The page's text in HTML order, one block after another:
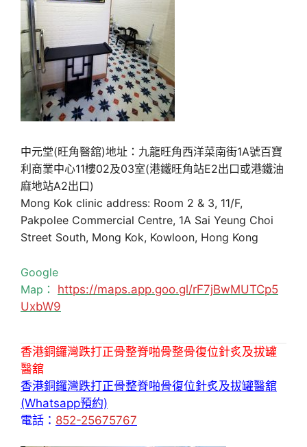
中元堂(旺角醫舘)地址：九龍旺角西洋菜南街1A號百寶
利商業中心11樓02及03室(港鐵旺角站E2出口或港鐵油
麻地站A2出口)
Mong Kok clinic address: Room 2 & 3, 11/F,
Pakpolee Commercial Centre, 1A Sai Yeung Choi
Street South, Mong Kok, Kowloon, Hong Kong
Google
Map： https://maps.app.goo.gl/rF7jBwMUTCp5
UxbW9
香港銅鑼灣跌打正骨整脊啪骨整骨復位針炙及拔罐
醫舘
香港銅鑼灣跌打正骨整脊啪骨復位針炙及拔罐醫舘
(Whatsapp預約)
電話： 852-25675767